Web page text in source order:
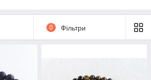
та чотками від майстрів «5
натуральні камені для свого знаку із
0 Фільтри